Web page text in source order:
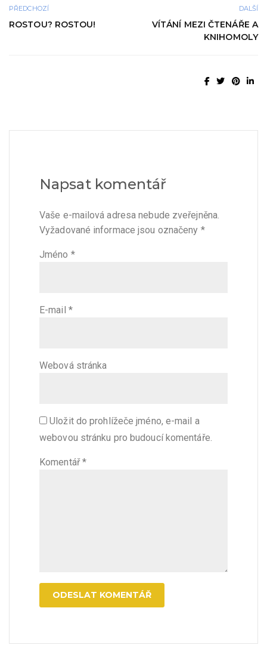
PŘEDCHOZÍ
ROSTOU? ROSTOU!
DALŠÍ
VÍTÁNÍ MEZI ČTENÁŘE A
KNIHOMOLY
Napsat komentář
Vaše e-mailová adresa nebude zveřejněna.
Vyžadované informace jsou označeny *
Jméno *
E-mail *
Webová stránka
Uložit do prohlížeče jméno, e-mail a
webovou stránku pro budoucí komentáře.
Komentář*